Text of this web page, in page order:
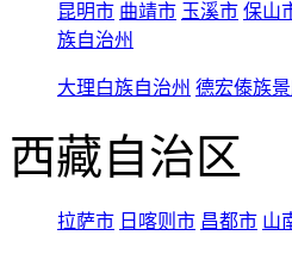
昆明市 曲靖市 玉溪市 保山
族自治州
大理白族自治州 德宏傣族
西藏自治区
拉萨市 日喀则市 昌都市 山